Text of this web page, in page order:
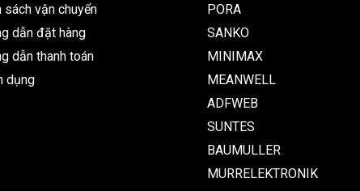
sách vận chuyển
dẫn đặt hàng
dẫn thanh toán
dụng
PORA
SANKO
MINIMAX
MEANWELL
ADFWEB
SUNTES
BAUMULLER
MURRELEKTRONIK